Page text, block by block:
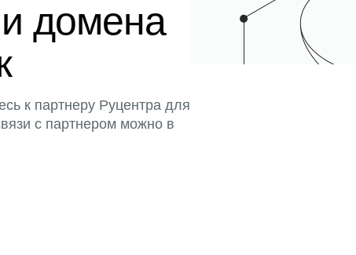
домена
к партнеру Руцентра для
с партнером можно в